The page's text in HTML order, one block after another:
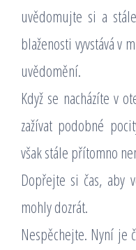
uvědomujte si a
blaženosti vyvstává v
uvědomění.
Když se nacházíte v
zažívat podobné
však stále přítomno
Dopřejte si čas, aby
mohly dozrát.
Nespěchejte. Nyní je